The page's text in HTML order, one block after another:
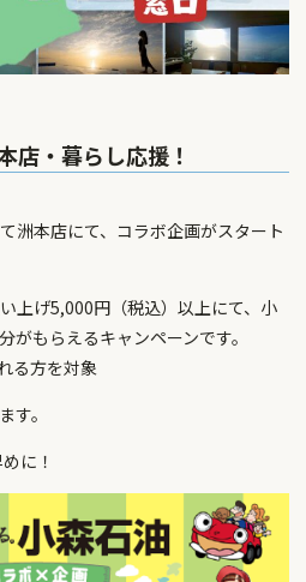
店・暮らし応援！
洲本店にて、コラボ企画がスタート
上げ5,000円（税込）以上にて、小
もらえるキャンペーンです。
る方を対象
す。
に！